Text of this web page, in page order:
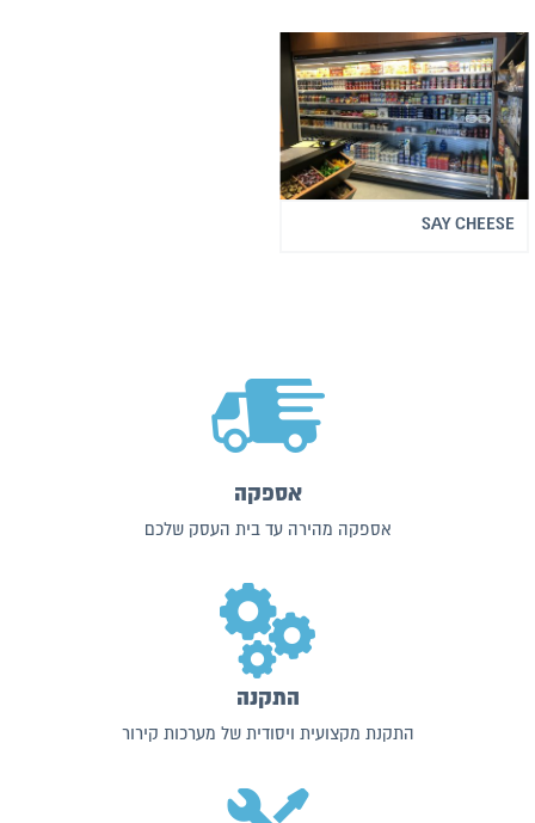
SAY CHEESE
אספקה
אספקה מהירה עד בית העסק שלכם
התקנה
התקנת מקצועית ויסודית של מערכות קירור